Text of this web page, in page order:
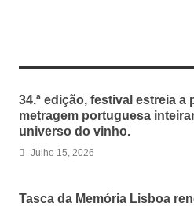
34.ª edição, festival estreia a
metragem portuguesa
universo do vinho.
Julho 15, 2026
Tasca da Memória Lisboa